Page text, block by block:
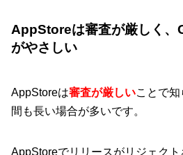
AppStoreは審査が厳しく
がやさしい
AppStoreは審査が厳しいことで
間も長い場合が多いです。
AppStoreでリリースがリジェク